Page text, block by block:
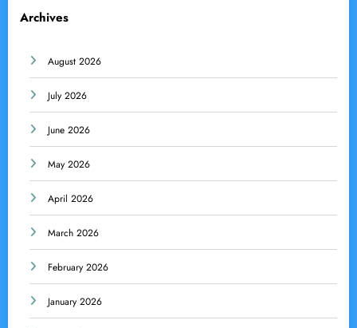
Archives
August 2026
July 2026
June 2026
May 2026
April 2026
March 2026
February 2026
January 2026